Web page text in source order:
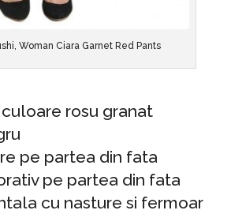
Woman Ciara Garnet Red Pants
rosu granat
pe partea din fata
pe partea din fata
cu nasture si fermoar